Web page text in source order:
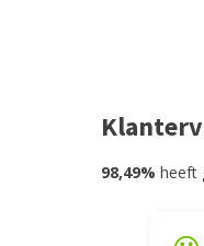
98,49% heeft